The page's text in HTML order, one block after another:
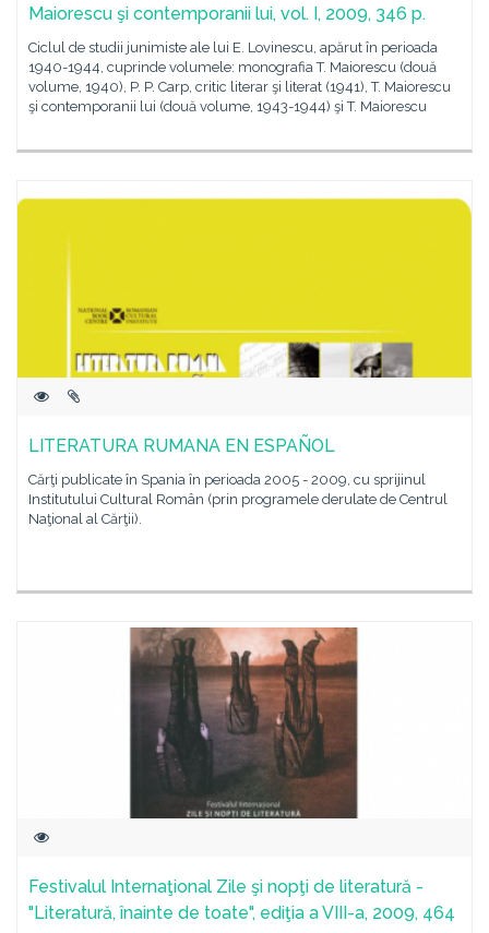
Maiorescu şi contemporanii lui, vol. I, 2009, 346 p.
Ciclul de studii junimiste ale lui E. Lovinescu, apărut în perioada
1940-1944, cuprinde volumele: monografia T. Maiorescu (două
volume, 1940), P. P. Carp, critic literar şi literat (1941), T. Maiorescu
şi contemporanii lui (două volume, 1943-1944) şi T. Maiorescu
LITERATURA RUMANA EN ESPAÑOL
Cărţi publicate în Spania în perioada 2005 - 2009, cu sprijinul
Institutului Cultural Român (prin programele derulate de Centrul
Naţional al Cărţii).
Festivalul Internaţional Zile şi nopţi de literatură -
"Literatură, înainte de toate", ediţia a VIII-a, 2009, 464